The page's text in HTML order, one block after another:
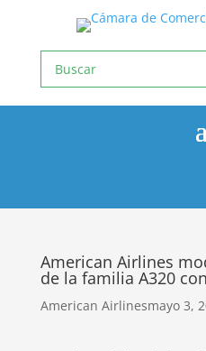
American Airlines
de la familia A320
American Airlinesmayo 3,